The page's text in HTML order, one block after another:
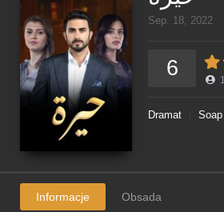
Sep. 18, 2022
6 1
Dramat Soap
Informacje Obsada